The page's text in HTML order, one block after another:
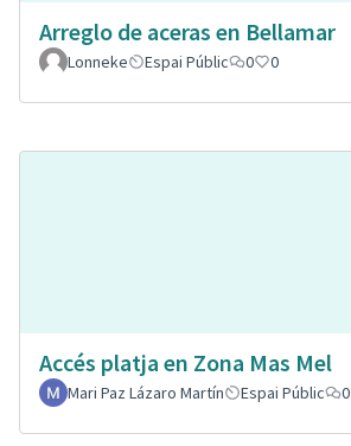
Arreglo de aceras en Bellamar
Lonneke
Espai Públic 0 0
Accés platja en Zona Mas Mel
Mari Paz Lázaro Martín
Espai Públic 0